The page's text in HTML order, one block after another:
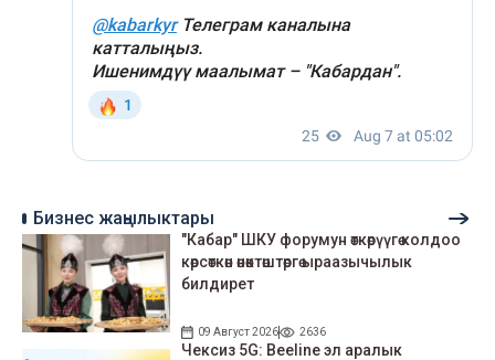
Бизнес жаңылыктары
"Кабар" ШКУ форумун өткөрүүгө колдоо
көрсөткөн өнөктөштөргө ыраазычылык
билдирет
09 Август 2026 2636
Чексиз 5G: Beeline эл аралык